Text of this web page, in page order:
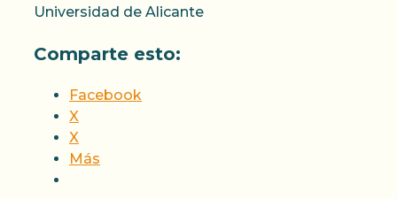
Universidad de Alicante
Comparte esto:
Facebook
X
X
Más